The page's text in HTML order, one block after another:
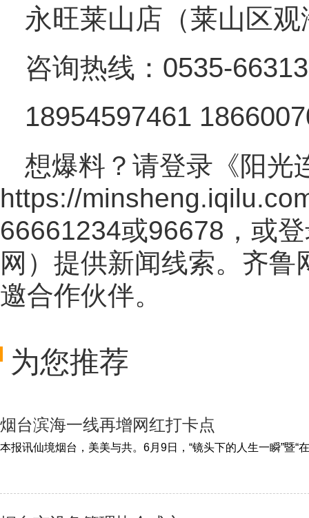
永旺莱山店（莱山区
咨询热线：0535-
18954597461
想爆料？请登录《阳光
https://
66661234或96678，或
网 ）提供新闻线索。齐鲁
邀合作伙伴。
为您推荐
烟台滨海一线再增网红打卡点